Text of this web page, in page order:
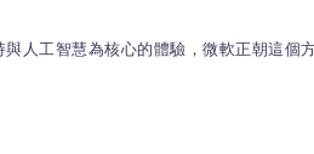
工智慧為核心的體驗，微軟正朝這個